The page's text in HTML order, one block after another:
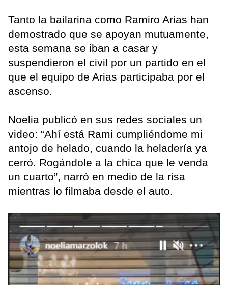
Tanto la bailarina como Ramiro Arias han
demostrado que se apoyan mutuamente,
esta semana se iban a casar y
suspendieron el civil por un partido en el
que el equipo de Arias participaba por el
ascenso.
Noelia publicó en sus redes sociales un
video: “Ahí está Rami cumpliéndome mi
antojo de helado, cuando la heladería ya
cerró. Rogándole a la chica que le venda
un cuarto”, narró en medio de la risa
mientras lo filmaba desde el auto.